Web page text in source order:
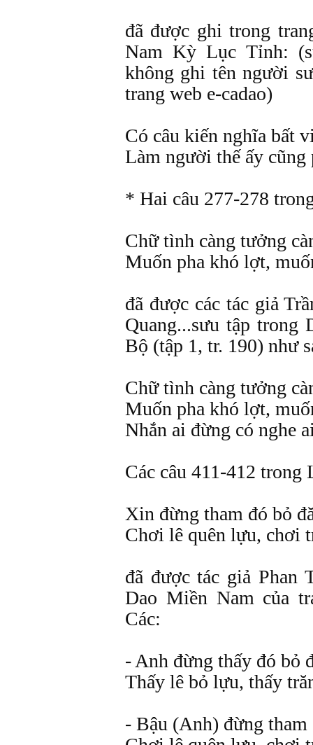
đã được ghi trong
Nam Kỳ Lục Tỉnh:
không ghi tên người
trang web e-cadao)
Có câu kiến nghĩa bất
Làm người thế ấy
* Hai câu 277-278
Chữ tình càng tưởng
Muốn pha khó lợt,
đã được các tác giả
Quang...sưu tập trong
Bộ (tập 1, tr. 190) như
Chữ tình càng tưởng
Muốn pha khó lợt,
Nhắn ai đừng có nghe
Các câu 411-412 trong
Xin đừng tham đó bỏ
Chơi lê quên lựu, chơi
đã được tác giả Phan
Dao Miền Nam của
Các:
- Anh đừng thấy đó bỏ
Thấy lê bỏ lựu, thấy
- Bậu (Anh) đừng tham